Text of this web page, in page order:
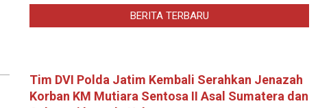
BERITA TERBARU
Tim DVI Polda Jatim Kembali Serahkan Jenazah
Korban KM Mutiara Sentosa II Asal Sumatera dan